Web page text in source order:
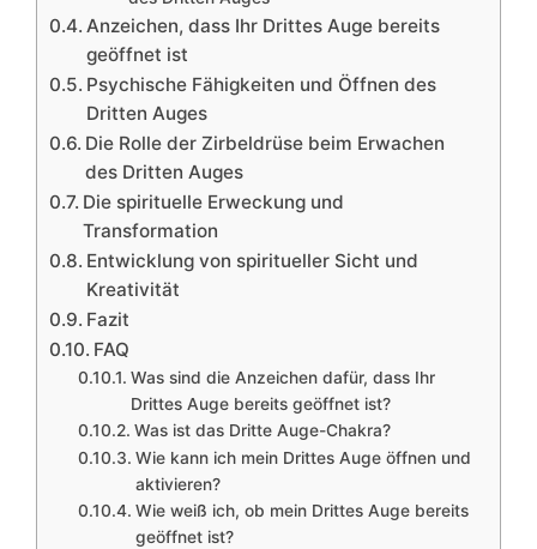
Anzeichen, dass Ihr Drittes Auge bereits
geöffnet ist
Psychische Fähigkeiten und Öffnen des
Dritten Auges
Die Rolle der Zirbeldrüse beim Erwachen
des Dritten Auges
Die spirituelle Erweckung und
Transformation
Entwicklung von spiritueller Sicht und
Kreativität
Fazit
FAQ
Was sind die Anzeichen dafür, dass Ihr
Drittes Auge bereits geöffnet ist?
Was ist das Dritte Auge-Chakra?
Wie kann ich mein Drittes Auge öffnen und
aktivieren?
Wie weiß ich, ob mein Drittes Auge bereits
geöffnet ist?